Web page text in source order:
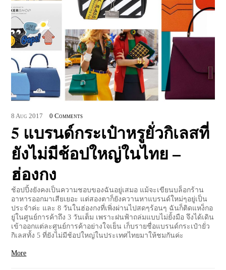
8 Aug 2017 0 Comments
5 แบรนด์กระเป๋าหรูยั่วกิเลสที่
ยังไม่มีช้อปใหญ่ในไทย –
ฮ่องกง
ช้อปปิ้งยังคงเป็นความชอบของฉันอยู่เสมอ แม้จะเขียนบล็อกร้าน
อาหารออกมาเสียเยอะ แต่สองตาก็ยังควานหาแบรนด์ใหม่ๆอยู่เป็น
ประจำค่ะ และ 8 วันในฮ่องกงที่เพิ่งผ่านไปสดๆร้อนๆ ฉันก็ติดแหง็กอ
ยู่ในศูนย์การค้าถึง 3 วันเต็ม เพราะฝนฟ้าถล่มแบบไม่ยั้งมือ จึงได้เดิน
เข้าออกแต่ละศูนย์การค้าอย่างใจเย็น เก็บรายชื่อแบรนด์กระเป๋ายั่ว
กิเลสทั้ง 5 ที่ยังไม่มีช้อปใหญ่ในประเทศไทยมาให้ชมกันค่ะ
More